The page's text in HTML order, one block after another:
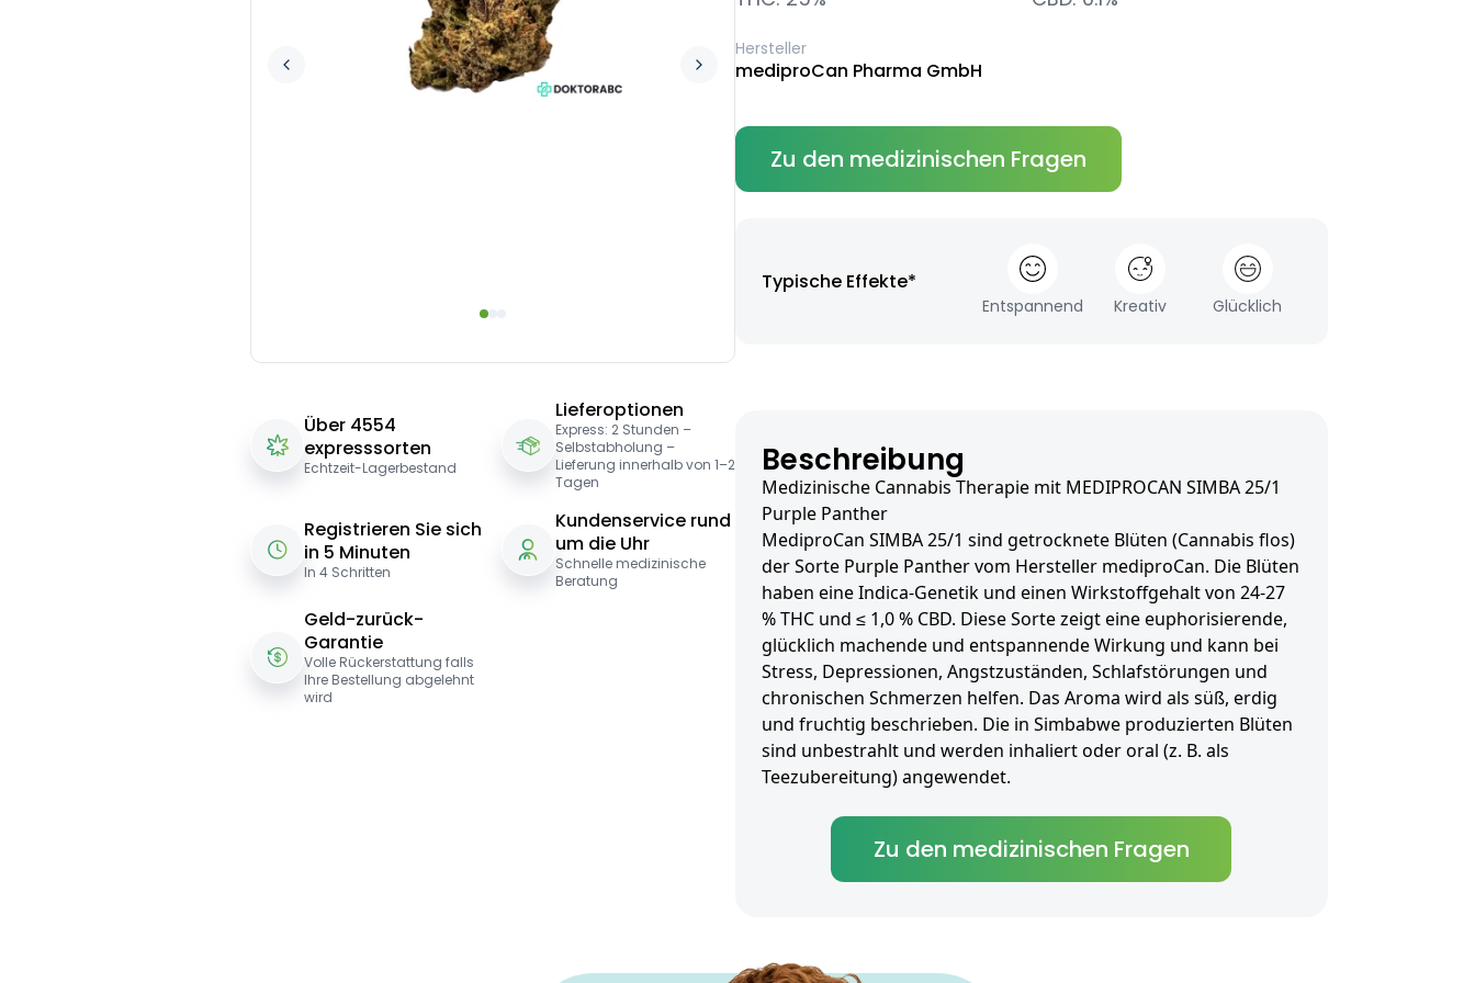
Über 4554
expresssorten
Echtzeit-Lagerbestand
Lieferoptionen
Express: 2 Stunden –
Selbstabholung –
Lieferung innerhalb von 1–2
Tagen
Registrieren Sie sich
in 5 Minuten
In 4 Schritten
Kundenservice rund
um die Uhr
Schnelle medizinische
Beratung
Geld-zurück-
Garantie
Volle Rückerstattung falls
Ihre Bestellung abgelehnt
wird
Hersteller
mediproCan Pharma GmbH
Zu den medizinischen Fragen
Typische Effekte*
Entspannend Kreativ Glücklich
Beschreibung
Medizinische Cannabis Therapie mit MEDIPROCAN SIMBA 25/1
Purple Panther
MediproCan SIMBA 25/1 sind getrocknete Blüten (Cannabis flos)
der Sorte Purple Panther vom Hersteller mediproCan. Die Blüten
haben eine Indica-Genetik und einen Wirkstoffgehalt von 24-27
% THC und ≤ 1,0 % CBD. Diese Sorte zeigt eine euphorisierende,
glücklich machende und entspannende Wirkung und kann bei
Stress, Depressionen, Angstzuständen, Schlafstörungen und
chronischen Schmerzen helfen. Das Aroma wird als süß, erdig
und fruchtig beschrieben. Die in Simbabwe produzierten Blüten
sind unbestrahlt und werden inhaliert oder oral (z. B. als
Teezubereitung) angewendet.
Zu den medizinischen Fragen